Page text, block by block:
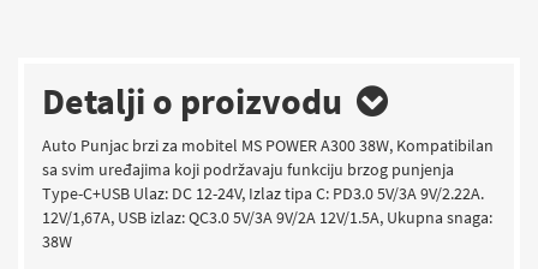
Detalji o proizvodu
Auto Punjac brzi za mobitel MS POWER A300 38W, Kompatibilan
sa svim uređajima koji podržavaju funkciju brzog punjenja
Type-C+USB Ulaz: DC 12-24V, Izlaz tipa C: PD3.0 5V/3A 9V/2.22A.
12V/1,67A, USB izlaz: QC3.0 5V/3A 9V/2A 12V/1.5A, Ukupna snaga:
38W